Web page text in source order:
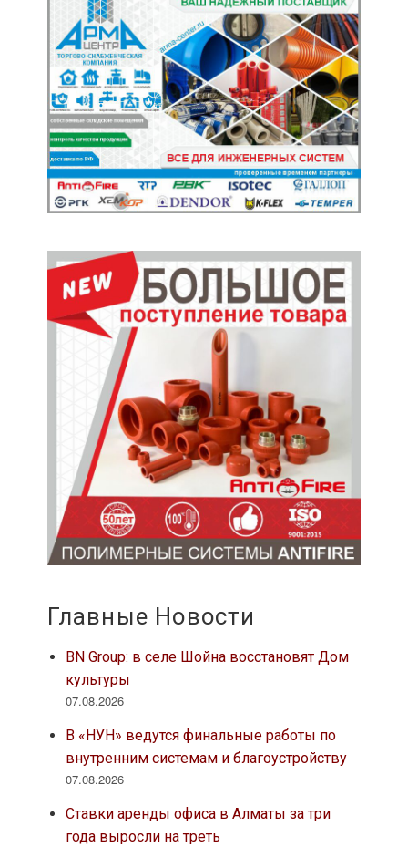
Главные Новости
BN Group: в селе Шойна восстановят Дом
культуры
07.08.2026
В «НУН» ведутся финальные работы по
внутренним системам и благоустройству
07.08.2026
Ставки аренды офиса в Алматы за три
года выросли на треть